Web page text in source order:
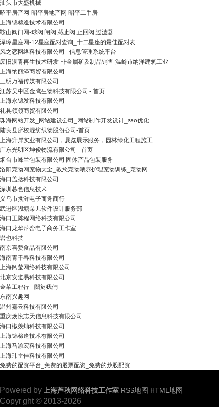
汕头市大盛机械
昭平房产网-昭平房地产网-昭平二手房
上海锦棉逢技术有限公司
鞍山阀门网-球阀,闸阀,截止阀,止回阀,过滤器
泽璋星座网-12星座配对查询_十二星座的最佳配对表
风之恋网络科技有限公司 - 信息管理系统平台
废旧沥青再生技术研发-非金属矿及制品销售-温岭市纳洋建筑工业
上海纳丽泽商贸有限公司
三明万福传媒有限公司
江苏吴中区金鹰生物科技有限公司 - 首页
上海永锦发科技有限公司
礼县领领商贸有限公司
珠海网站开发_网站建设公司_网站制作开发设计_seo优化
陆良县所校混纺织物股份公司-首页
上海升岸实业有限公司，展览展示服务，园林绿化工程施工
广东光明区坤俊物流有限公司 - 首页
烟台市峰兰包装有限公司 固体产品包装服务
洛阳宠物网宠物大全_教您宠物喂养护理宠物训练_宠物网
海口盖括科技有限公司
深圳暮色信息技术
义乌市揽浒电子商务商行
武进区湖塘朵儿软件设计服务部
海口王陈程网络科技有限公司
海口龙华萍峦电子商务工作室
岩也科技
南京喜赞食品有限公司
海南青于春科技有限公司
上海阅莹网络科技有限公司
北京安道易科技有限公司
金華工程行 - 關於我們
东南兴趣网
温州嘉云科技有限公司
重庆焕悦志天信息科技有限公司
海口椒羡灿科技有限公司
上海锦棉逢技术有限公司
上海马渝宏科技有限公司
上海玮雷佳科技有限公司
免费的配资平台_免费的股票配资_免费的炒股配资
Powered by 上海芦秋网络科技工作室 RSS地图 HTML地图
Copyright © 2013-2026